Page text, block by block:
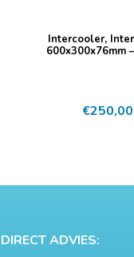
Intercooler,
600x300x76mm
€250,00
DIRECT ADVIES: